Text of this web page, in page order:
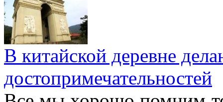
В китайской деревне
достопримечательностей